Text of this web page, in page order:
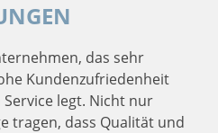
das sehr
Kundenzufriedenheit
legt. Nicht nur
tragen, dass Qualität und